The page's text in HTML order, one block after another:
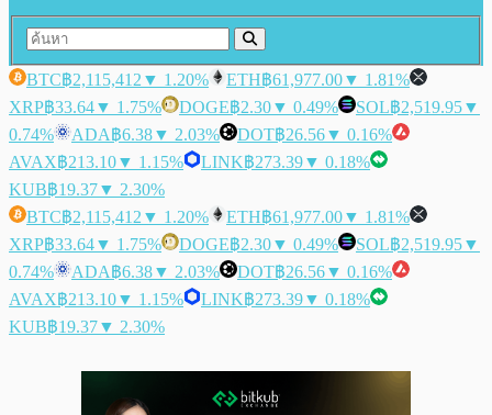
BTC฿2,115,412 ▼ 1.20% ETH฿61,977.00▼ 1.81%
XRP฿33.64▼ 1.75% DOGE฿2.30▼ 0.49% SOL฿2,519.95▼
0.74%
ADA฿6.38▼ 2.03% DOT฿26.56▼ 0.16%
AVAX฿213.10▼ 1.15% LINK฿273.39▼ 0.18%
KUB฿19.37▼ 2.30%
BTC฿2,115,412 ▼ 1.20% ETH฿61,977.00▼ 1.81%
XRP฿33.64▼ 1.75% DOGE฿2.30▼ 0.49% SOL฿2,519.95▼
0.74%
ADA฿6.38▼ 2.03% DOT฿26.56▼ 0.16%
AVAX฿213.10▼ 1.15% LINK฿273.39▼ 0.18%
KUB฿19.37▼ 2.30%